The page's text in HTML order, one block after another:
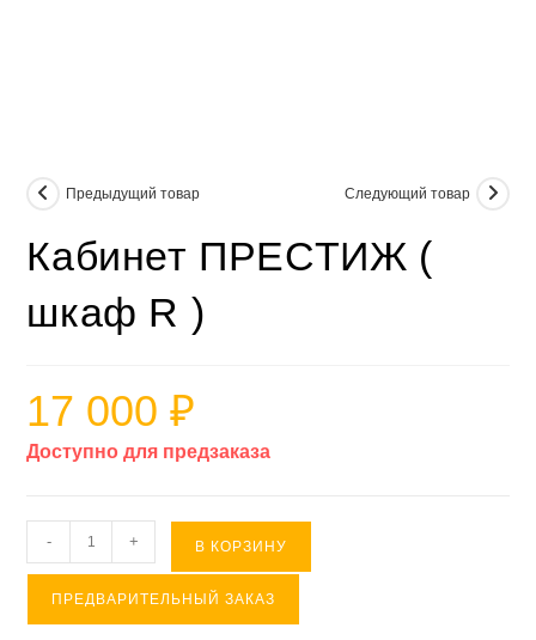
Предыдущий товар Следующий товар
Кабинет ПРЕСТИЖ (
шкаф R )
17 000₽
Доступно для предзаказа
Количество
товара
Кабинет
- + В КОРЗИНУ
ПРЕДВАРИТЕЛЬНЫЙ ЗАКАЗ